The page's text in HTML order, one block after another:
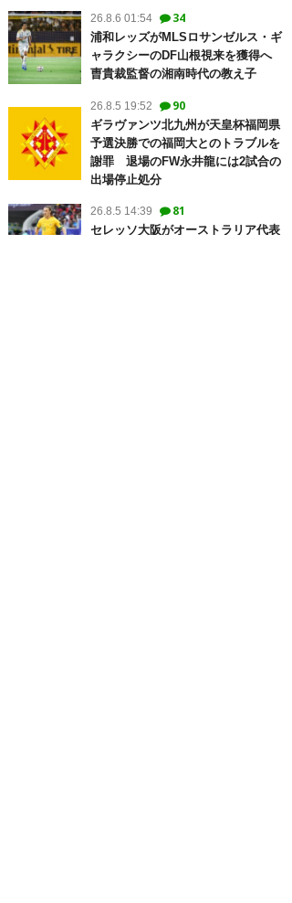
26.8.6 01:54 34
浦和レッズがMLSロサンゼルス・ギ
ャラクシーのDF山根視来を獲得へ
曺貴裁監督の湘南時代の教え子
26.8.5 19:52 90
ギラヴァンツ北九州が天皇杯福岡県
予選決勝での福岡大とのトラブルを
謝罪 退場のFW永井龍には2試合の
出場停止処分
26.8.5 14:39 81
セレッソ大阪がオーストラリア代表